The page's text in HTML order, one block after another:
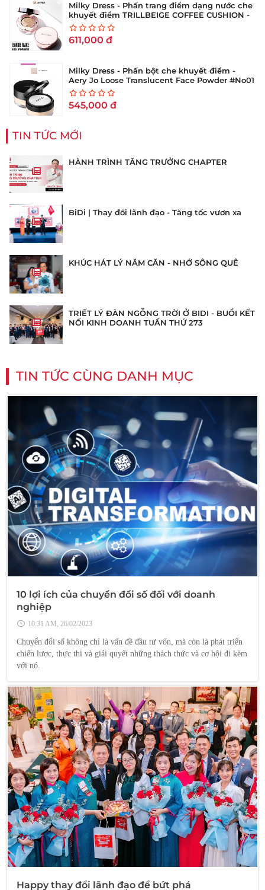
Milky Dress - Phấn trang điểm dạng nước che
khuyết điểm TRILLBEIGE COFFEE CUSHION -
No 21 (Hộp 15g)
611,000 đ
Milky Dress - Phấn bột che khuyết điểm -
Aery Jo Loose Translucent Face Powder #No01
tông sáng
545,000 đ
TIN TỨC MỚI
HÀNH TRÌNH TĂNG TRƯỞNG CHAPTER
BiDi | Thay đổi lãnh đạo - Tăng tốc vươn xa
KHÚC HÁT LÝ NĂM CĂN - NHỚ SÔNG QUÊ
TRIẾT LÝ ĐÀN NGỖNG TRỜI Ở BIDI - BUỔI KẾT
NỐI KINH DOANH TUẦN THỨ 273
TIN TỨC CÙNG DANH MỤC
10 lợi ích của chuyển đổi số đối với doanh
nghiệp
10:31 AM, 26/02/2023
Chuyển đổi số không chỉ là vấn đề đầu tư vốn, mà còn là phát triển
chiến lược, thực thi và giải quyết những thách thức và cơ hội đi kèm
với nó.
Happy thay đổi lãnh đạo để bứt phá